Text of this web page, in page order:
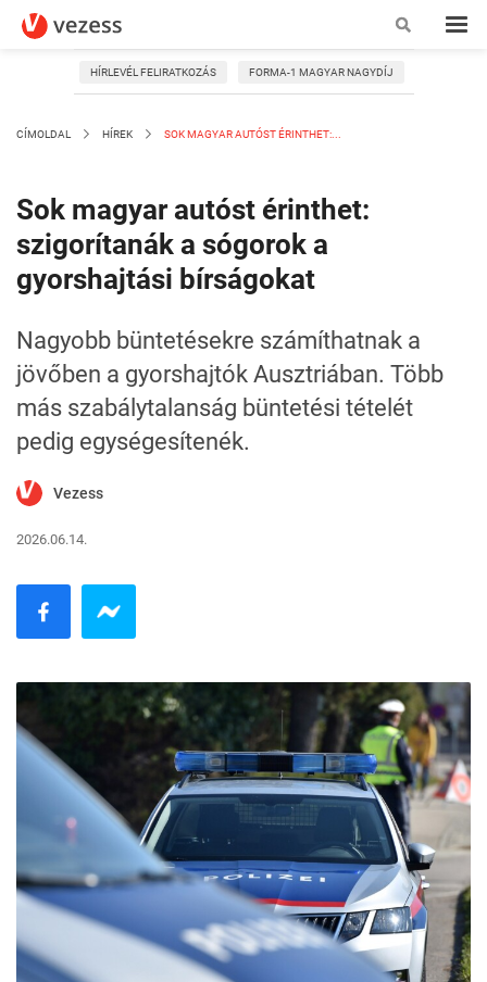
HÍRLEVÉL FELIRATKOZÁS FORMA-1 MAGYAR NAGYDÍJ
CÍMOLDAL HÍREK SOK MAGYAR AUTÓST ÉRINTHET:...
Sok magyar autóst érinthet:
szigorítanák a sógorok a
gyorshajtási bírságokat
Nagyobb büntetésekre számíthatnak a
jövőben a gyorshajtók Ausztriában. Több
más szabálytalanság büntetési tételét
pedig egységesítenék.
Vezess
2026.06.14.